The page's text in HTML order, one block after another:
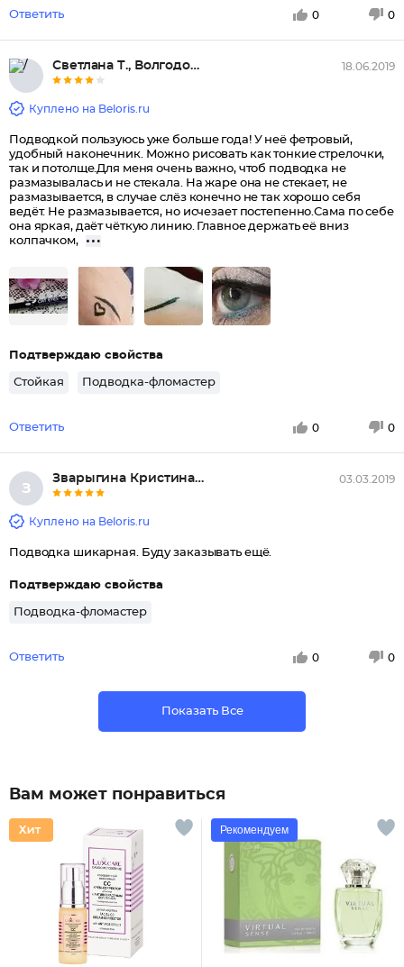
Ответить 0 0
Светлана Т., Волгодонск 18.06.2019
Куплено на Beloris.ru
Подводкой пользуюсь уже больше года! У неё фетровый,
удобный наконечник. Можно рисовать как тонкие стрелочки,
так и потолще.Для меня очень важно, чтоб подводка не
размазывалась и не стекала. На жаре она не стекает, не
размазывается, в случае слёз конечно не так хорошо себя
ведёт. Не размазывается, но исчезает постепенно.Сама по себе
она яркая, даёт чёткую линию. Главное держать её вниз
колпачком,
Подтверждаю свойства
Стойкая Подводка-фломастер
Ответить 0 0
З
Зварыгина Кристина Валерьевна 03.03.2019
Куплено на Beloris.ru
Подводка шикарная. Буду заказывать ещё.
Подтверждаю свойства
Подводка-фломастер
Ответить 0 0
Показать Все
Вам может понравиться
Рекомендуем